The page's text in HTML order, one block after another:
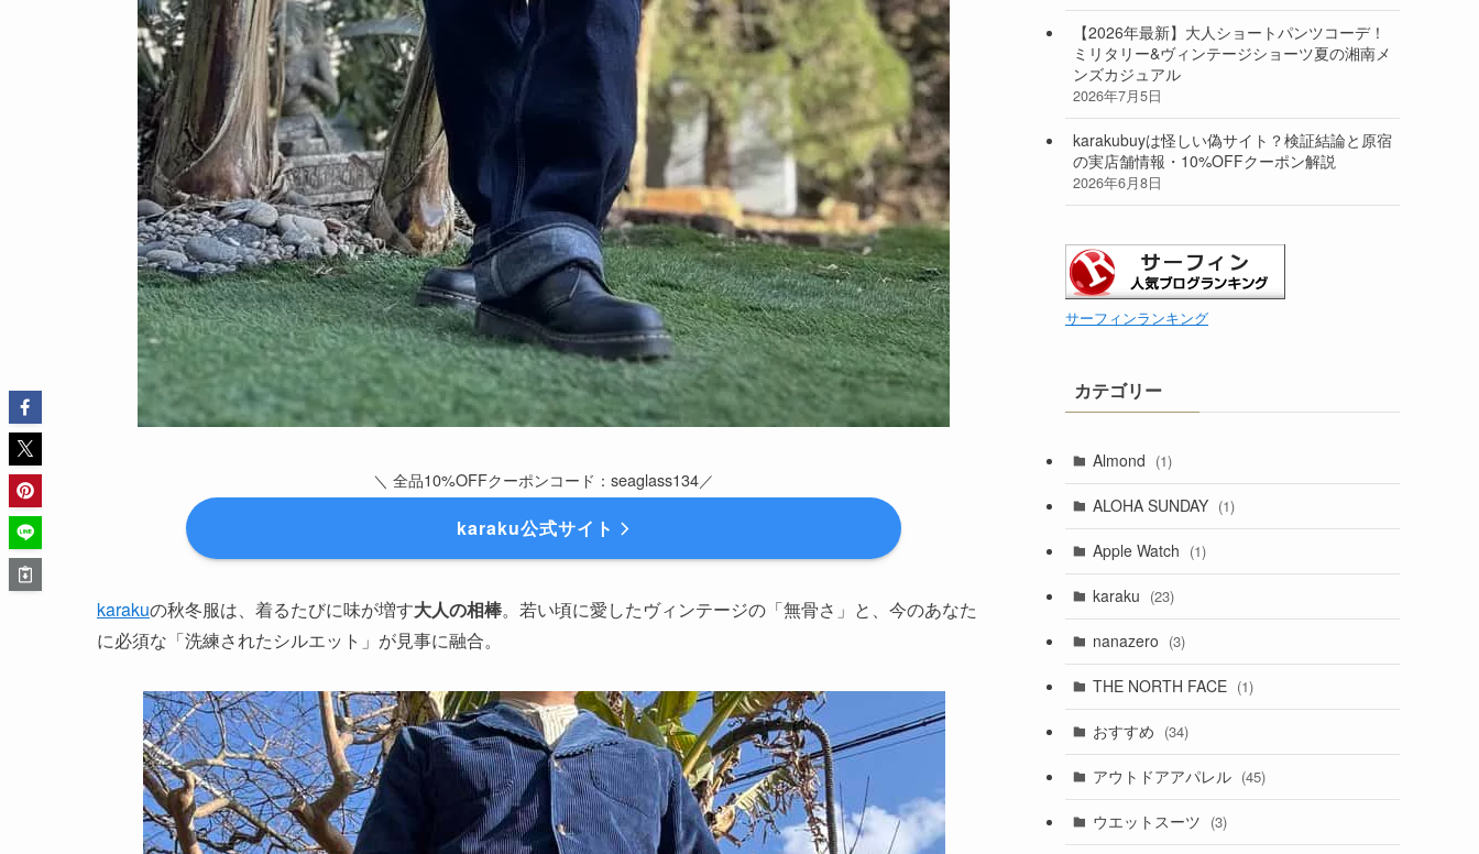
＼ 全品10%OFFクーポンコード：seaglass134／
karaku公式サイト
karakuの秋冬服は、着るたびに味が増す大人の相棒。若い頃に愛したヴィンテージの「無骨さ」と、今のあなた
に必須な「洗練されたシルエット」が見事に融合。
【2026年最新】大人ショートパンツコーデ！
ミリタリー&ヴィンテージショーツ夏の湘南メ
ンズカジュアル
2026年7月5日
karakubuyは怪しい偽サイト？検証結論と原宿
の実店舗情報・10%OFFクーポン解説
2026年6月8日
サーフィンランキング
カテゴリー
Almond (1)
ALOHA SUNDAY (1)
Apple Watch (1)
karaku (23)
nanazero (3)
THE NORTH FACE (1)
おすすめ (34)
アウトドアアパレル (45)
ウエットスーツ (3)